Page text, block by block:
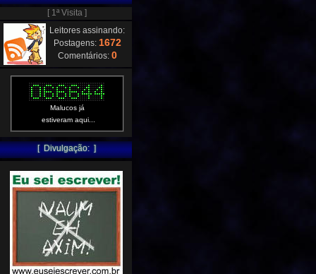
[ 1ª Visita ]
Leitores assinando:
Postagens: 1672
Comentários: 0
Malucos já
estiveram aqui...
[ Divulgação: ]